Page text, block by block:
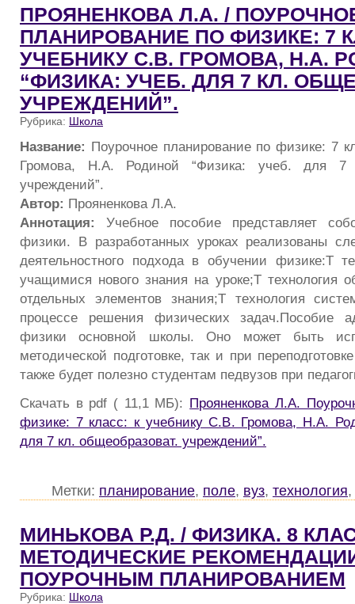
ПРОЯНЕНКОВА Л.А. /
ПЛАНИРОВАНИЕ ПО ФИЗИКЕ: 7
УЧЕБНИКУ С.В. ГРОМОВА, Н.А.
“ФИЗИКА: УЧЕБ. ДЛЯ 7 КЛ.
УЧРЕЖДЕНИЙ”.
Рубрика: Школа
Название: Поурочное планирование по физике: 7
Громова, Н.А. Родиной “Физика: учеб. для 7
учреждений”.
Автор: Прояненкова Л.А.
Аннотация: Учебное пособие представляет
физики. В разработанных уроках реализованы
деятельностного подхода в обучении физике:Т
учащимися нового знания на уроке;Т технология
отдельных элементов знания;Т технология
процессе решения физических задач.Пособие
физики основной школы. Оно может быть
методической подготовке, так и при
также будет полезно студентам педвузов при
Скачать в pdf ( 11,1 МБ): Прояненкова Л.А.
физике: 7 класс: к учебнику С.В. Громова, Н.А.
для 7 кл. общеобразоват. учреждений”.
Метки: планирование, поле, вуз, технология,
МИНЬКОВА Р.Д. / ФИЗИКА. 8
МЕТОДИЧЕСКИЕ
ПОУРОЧНЫМ ПЛАНИРОВАНИЕМ
Рубрика: Школа